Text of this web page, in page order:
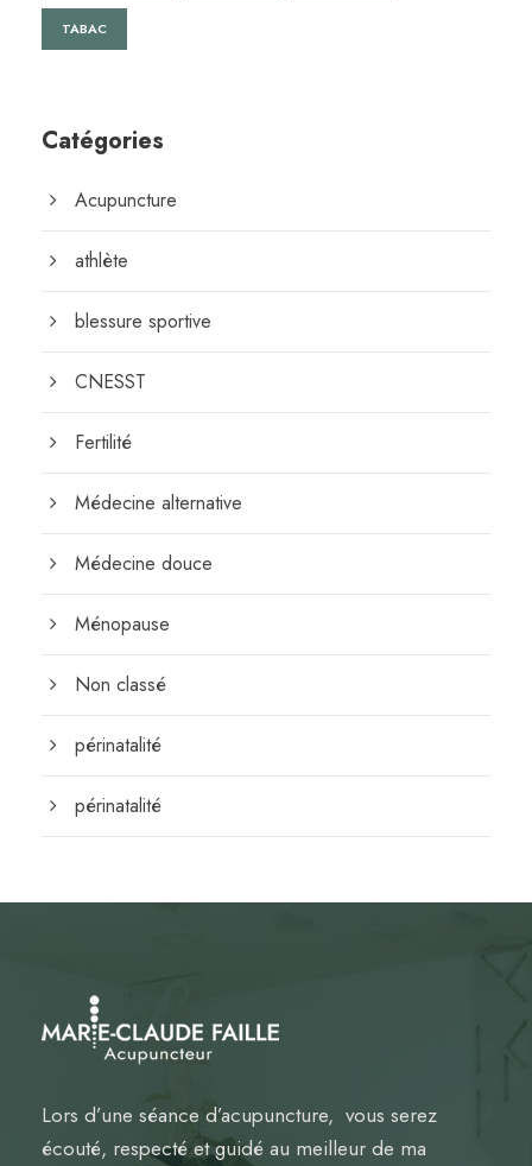
TABAC
Catégories
Acupuncture
athlète
blessure sportive
CNESST
Fertilité
Médecine alternative
Médecine douce
Ménopause
Non classé
périnatalité
périnatalité
Lors d’une séance d’acupuncture, vous serez
écouté, respecté et guidé au meilleur de ma